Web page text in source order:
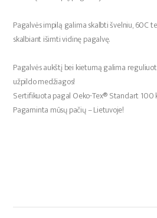
Pagalvės impilą galima skalbti švelniu, 60C
skalbiant išimti vidinę pagalvę.
Pagalvės aukštį bei kietumą galima
užpildo medžiagos!
Sertifikuota pagal Oeko-Tex® Standart 100
Pagaminta mūsų pačių – Lietuvoje!